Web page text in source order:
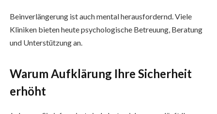
Beinverlängerung ist auch mental herausfordernd. Viele
Kliniken bieten heute psychologische Betreuung, Beratung
und Unterstützung an.
Warum Aufklärung Ihre Sicherheit
erhöht